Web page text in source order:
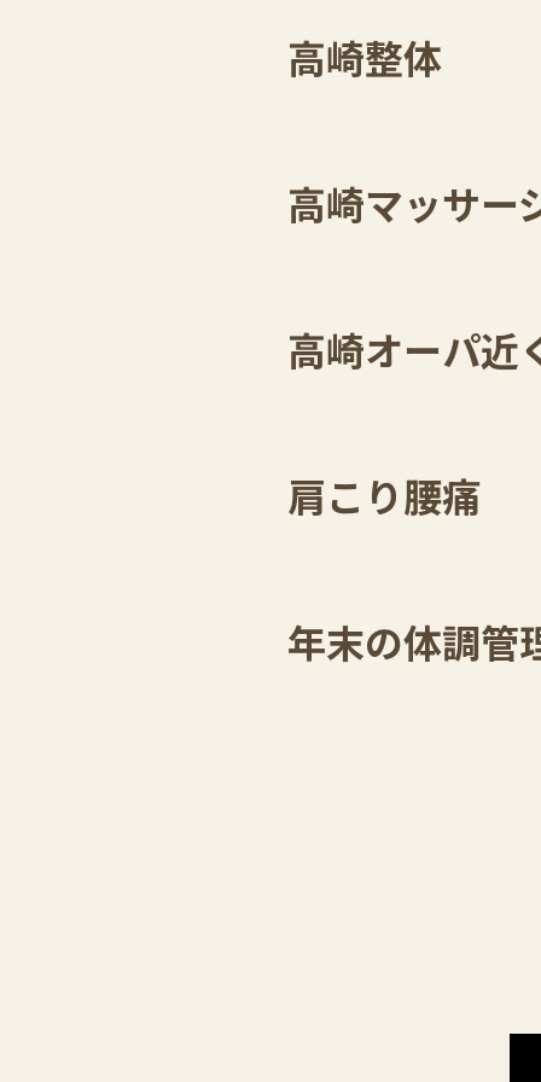
高崎整体
高崎マッサー
高崎オーパ近
肩こり腰痛
年末の体調管